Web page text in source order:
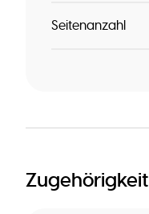
Seitenanzahl
Zugehörigkeit